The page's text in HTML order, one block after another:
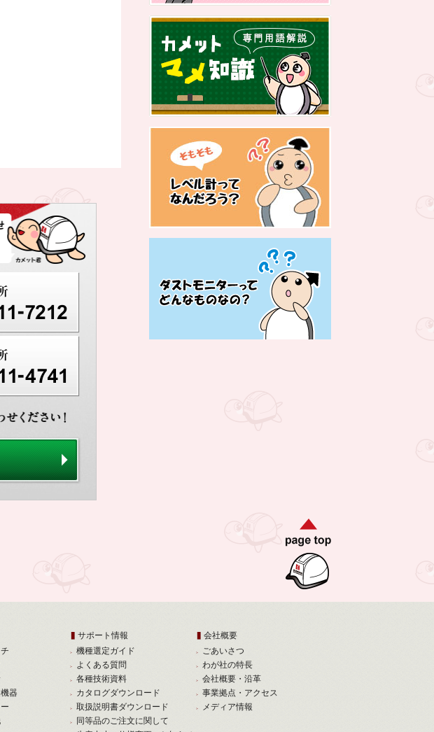
器
サポート情報
機種選定ガイド
よくある質問
各種技術資料
カタログダウンロード
取扱説明書ダウンロード
同等品のご注文に関して
会社概要
ごあいさつ
わが社の特長
会社概要・沿革
事業拠点・アクセス
メディア情報